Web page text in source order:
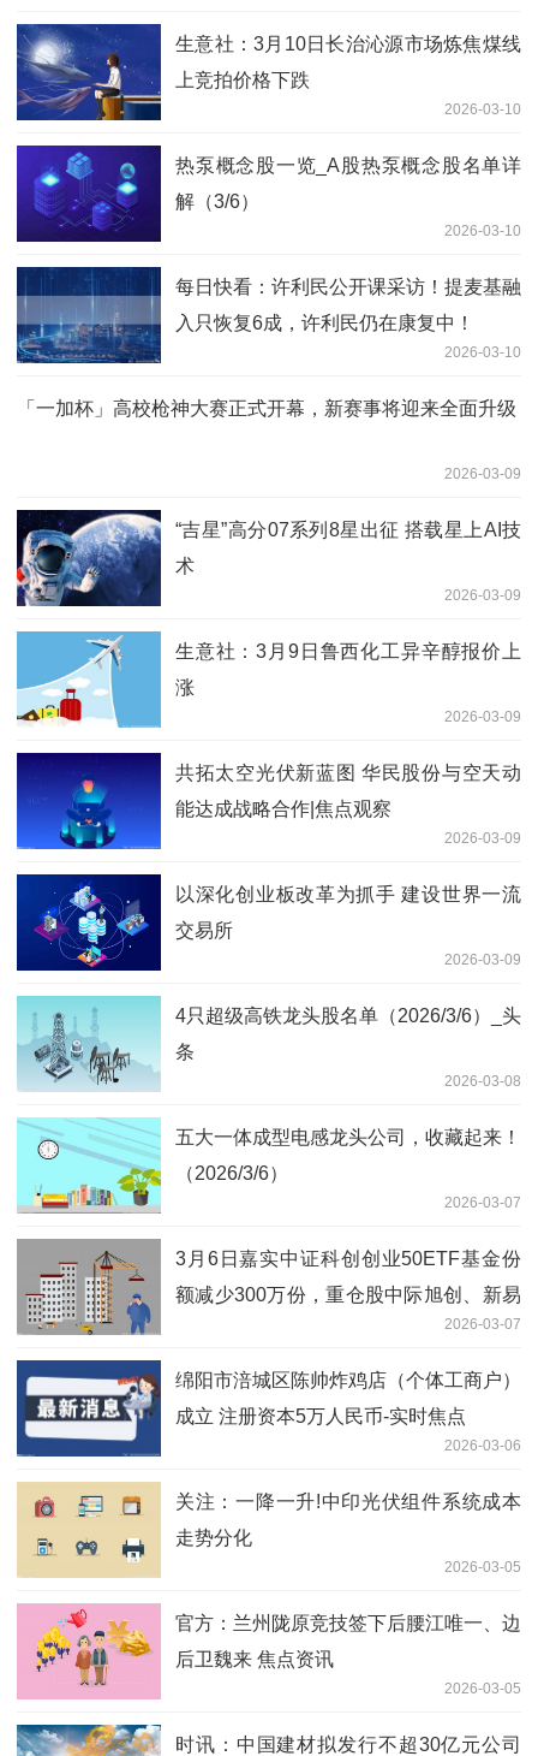
生意社：3月10日长治沁源市场炼焦煤线
上竞拍价格下跌
2026-03-10
热泵概念股一览_A股热泵概念股名单详
解（3/6）
2026-03-10
每日快看：许利民公开课采访！提麦基融
入只恢复6成，许利民仍在康复中！
2026-03-10
「一加杯」高校枪神大赛正式开幕，新赛事将迎来全面升级
2026-03-09
“吉星”高分07系列8星出征 搭载星上AI技
术
2026-03-09
生意社：3月9日鲁西化工异辛醇报价上
涨
2026-03-09
共拓太空光伏新蓝图 华民股份与空天动
能达成战略合作|焦点观察
2026-03-09
以深化创业板改革为抓手 建设世界一流
交易所
2026-03-09
4只超级高铁龙头股名单（2026/3/6）_头
条
2026-03-08
五大一体成型电感龙头公司，收藏起来！
（2026/3/6）
2026-03-07
3月6日嘉实中证科创创业50ETF基金份
额减少300万份，重仓股中际旭创、新易
2026-03-07
绵阳市涪城区陈帅炸鸡店（个体工商户）
成立 注册资本5万人民币-实时焦点
2026-03-06
关注：一降一升!中印光伏组件系统成本
走势分化
2026-03-05
官方：兰州陇原竞技签下后腰江唯一、边
后卫魏来 焦点资讯
2026-03-05
时讯：中国建材拟发行不超30亿元公司